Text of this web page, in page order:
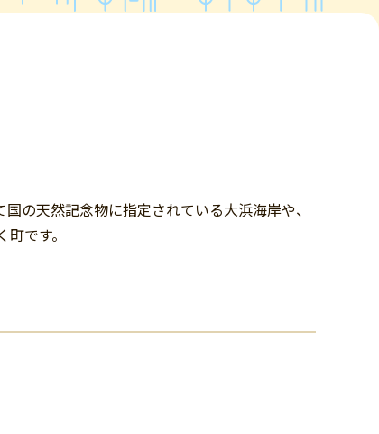
の天然記念物に指定されている大浜海岸や、
です。